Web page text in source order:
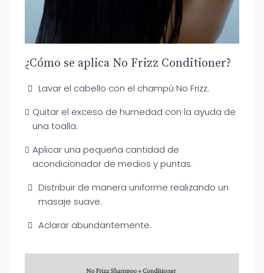
¿Cómo se aplica No Frizz Conditioner?
Lavar el cabello con el champú No Frizz.
Quitar el exceso de humedad con la ayuda de
una toalla.
Aplicar una pequeña cantidad de
acondicionador de medios y puntas.
Distribuir de manera uniforme realizando un
masaje suave.
Aclarar abundantemente.